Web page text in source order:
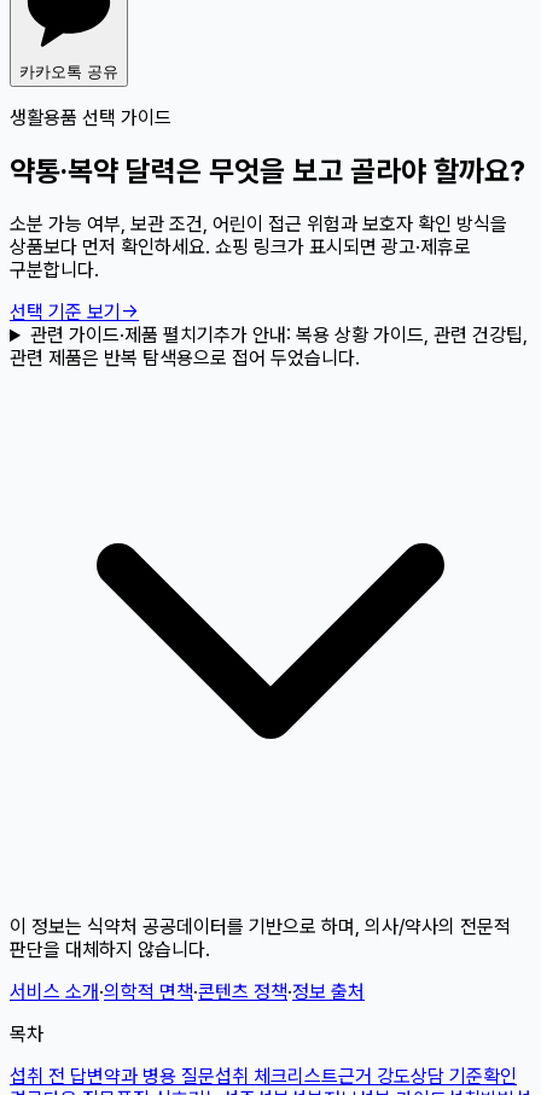
카카오톡 공유
생활용품 선택 가이드
약통·복약 달력은 무엇을 보고 골라야 할까요?
소분 가능 여부, 보관 조건, 어린이 접근 위험과 보호자 확인 방식을
상품보다 먼저 확인하세요. 쇼핑 링크가 표시되면 광고·제휴로
구분합니다.
선택 기준 보기 →
관련 가이드·제품 펼치기추가 안내: 복용 상황 가이드, 관련 건강팁,
관련 제품은 반복 탐색용으로 접어 두었습니다.
이 정보는 식약처 공공데이터를 기반으로 하며, 의사/약사의 전문적
판단을 대체하지 않습니다.
서비스 소개·의학적 면책·콘텐츠 정책·정보 출처
목차
섭취 전 답변약과 병용 질문섭취 체크리스트근거 강도상담 기준확인